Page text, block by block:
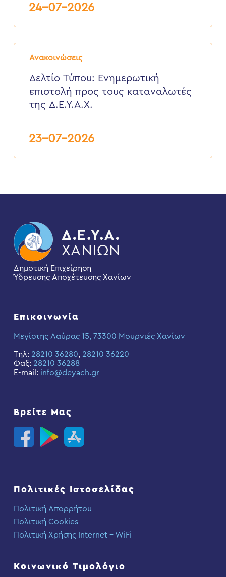
2026
24-07-2026
Ανακοινώσεις
Δελτίο
Τύπου:
επιστολή
προς
τους
καταναλωτές
Δελτίο Τύπου: Eνημερωτική
επιστολή προς τους καταναλωτές
της Δ.Ε.Υ.Α.Χ.
23-07-2026
Δημοτική Επιχείρηση
Ύδρευσης Αποχέτευσης Χανίων
Επικοινωνία
Μεγίστης Λαύρας 15, 73300 Μουρνιές Χανίων
Τηλ: 28210 36280, 28210 36220
Φαξ: 28210 36288
E-mail: info@deyach.gr
Βρείτε Μας
Πολιτικές Ιστοσελίδας
Πολιτική Απορρήτου
Πολιτική Cookies
Πολιτική Χρήσης Internet – WiFi
Κοινωνικό Τιμολόγιο